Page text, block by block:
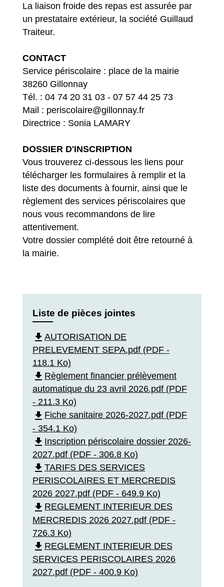
La liaison froide des repas est assurée par
un prestataire extérieur, la société Guillaud
Traiteur.
CONTACT
Service périscolaire : place de la mairie
38260 Gillonnay
Tél. : 04 74 20 31 03 - 07 57 44 25 73
Mail : periscolaire@gillonnay.fr
Directrice : Sonia LAMARY
DOSSIER D'INSCRIPTION
Vous trouverez ci-dessous les liens pour
télécharger les formulaires à remplir et la
liste des documents à fournir, ainsi que le
règlement des services périscolaires que
nous vous recommandons de lire
attentivement.
Votre dossier complété doit être retourné à
la mairie.
Liste de pièces jointes
file_download AUTORISATION DE
PRELEVEMENT SEPA.pdf (PDF -
118.1 Ko)
file_download Règlement financier prélèvement
automatique du 23 avril 2026.pdf (PDF
- 211.3 Ko)
file_download Fiche sanitaire 2026-2027.pdf (PDF
- 354.1 Ko)
file_download Inscription périscolaire dossier 2026-
2027.pdf (PDF - 306.8 Ko)
file_download TARIFS DES SERVICES
PERISCOLAIRES ET MERCREDIS
2026 2027.pdf (PDF - 649.9 Ko)
file_download REGLEMENT INTERIEUR DES
MERCREDIS 2026 2027.pdf (PDF -
726.3 Ko)
file_download REGLEMENT INTERIEUR DES
SERVICES PERISCOLAIRES 2026
2027.pdf (PDF - 400.9 Ko)